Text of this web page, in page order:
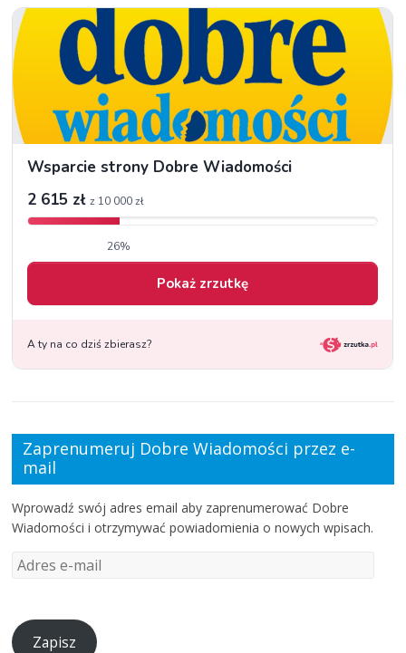
Zaprenumeruj Dobre Wiadomości przez e-
mail
Wprowadź swój adres email aby zaprenumerować Dobre
Wiadomości i otrzymywać powiadomienia o nowych wpisach.
Zapisz